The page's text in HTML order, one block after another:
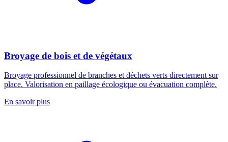
Broyage de bois et de végétaux
Broyage professionnel de branches et déchets verts directement sur
place. Valorisation en paillage écologique ou évacuation complète.
En savoir plus